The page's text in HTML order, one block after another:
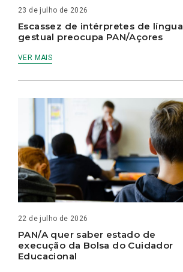
23 de julho de 2026
Escassez de intérpretes de língua
gestual preocupa PAN/Açores
VER MAIS
22 de julho de 2026
PAN/A quer saber estado de
execução da Bolsa do Cuidador
Educacional